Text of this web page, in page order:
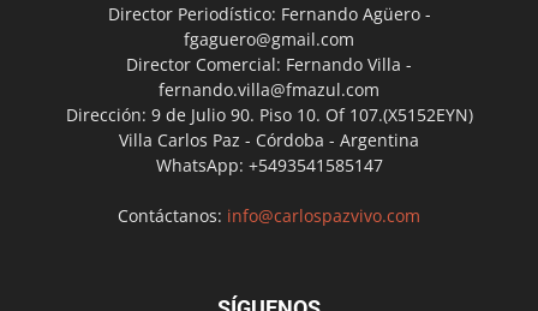
Director Periodístico: Fernando Agüero -
fgaguero@gmail.com
Director Comercial: Fernando Villa -
fernando.villa@fmazul.com
Dirección: 9 de Julio 90. Piso 10. Of 107.(X5152EYN)
Villa Carlos Paz - Córdoba - Argentina
WhatsApp: +5493541585147
Contáctanos: info@carlospazvivo.com